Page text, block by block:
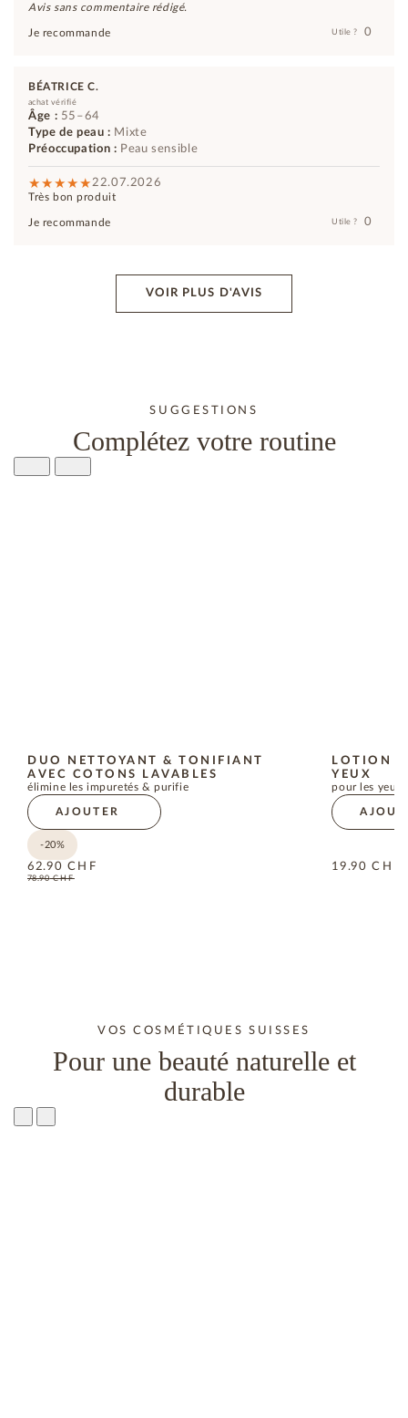
Avis sans commentaire rédigé.
Je recommande Utile ? 0
BÉATRICE C.
achat vérifié
Âge : 55–64
Type de peau : Mixte
Préoccupation : Peau sensible
22.07.2026
Très bon produit
Je recommande Utile ? 0
VOIR PLUS D'AVIS
SUGGESTIONS
Complétez votre routine
DUO NETTOYANT & TONIFIANT
AVEC COTONS LAVABLES
élimine les impuretés & purifie
AJOUTER
-20%
62.90 CHF
78.90CHF
LOTION
YEUX
pour les yeux
19.90 CHF
VOS COSMÉTIQUES SUISSES
Pour une beauté naturelle et
durable